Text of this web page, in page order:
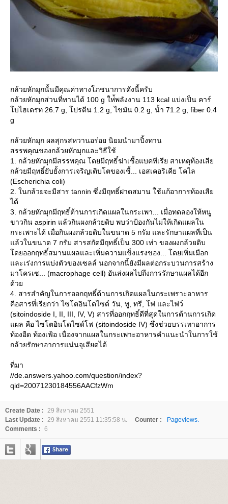
กล้วยหักมุกนั้นมีคุณค่าทางโภชนาการดังนี้ครับ
กล้วยหักมุกส่วนที่ทานได้ 100 g ให่้พลังงาน 113 kcal แบ่งเป็น คาร์
บไฮเดรท 26.7 g, โปรตีน 1.2 g, ไขมัน 0.2 g, น้ำ 71.2 g, fiber 0.4
g
กล้วยหักมุก ผลสุกรสหวานอร่อย นิยมนำมาปิ้งทาน
สรรพคุณของกล้วยหักมุกและวิธีใช้
1. กล้วยหักมุกมีสรรพคุณ โดยมีฤทธิ์ฆ่าเชื้อแบคทีเรีย สาเหตุท้องเสี
กล้วยมีฤทธิ์ยับยั้งการเจริญเติบโตของเชื้... เอสเคอริเคีย โคไล
(Escherichia coli)
2. ในกล้วยจะมีสาร tannin ซึ่งมีฤทธิ์ฝาดสมาน ใช้แก้อาการท้องเสี
ได้
3. กล้วยหักมุกมีฤทธิ์ต้านการเกิดแผลในกระเพา... เมื่อทดลองให้หนู
ขาวกิน aspirin แล้วกินผงกล้วยดิบ พบว่าป้องกันไม่ให้เกิดแผลใน
กระเพาะได้ เมื่อกินผงกล้วยดิบในขนาด 5 กรัม และรักษาแผลที่เป็น
ล้วในขนาด 7 กรัม สารสกัดมีฤทธิ์เป็น 300 เท่า ของผงกล้วยดิบ
ดยออกฤทธิ์สมานแผลและเพิ่มความแข็งแรงของ... โดยเพิ่มเมือก
ละเร่งการแบ่งตัวของเซลล์ นอกจากนี้ยังมีผลต่อกระบวนการสร้าง
มาโครเซ... (macrophage cell) อันส่งผลไปถึงการรักษาแผลได้อีก
ด้ว
4. สารสำคัญในการออกฤทธิ์ต้านการเกิดแผลในกระเพราะอาหาร
คือสารที่เรียกว่า ไซโตอินโดไซด์ วัน, ทู, ทรี, โฟ และไฟว์
(sitoindoside I, II, III, IV, V) สารที่ออกฤทธิ์ดีที่สุดในการต้านการเกิด
ผล คือ ไซโตอินโดไซด์โฟ (sitoindoside IV) ซึ่งช่วยบรรเทาอาการ
ท้องอืด ท้องเฟ้อ เนื่องจากแผลในกระเพาะอาหารคำแนะนำในการใช้
กล้วยรักษาอาการแน่นจุเสียดได้
ที่มา
//de.answers.yahoo.com/question/index?
qid=20071230184556AACfzWm
Create Date : 29 สิงหาคม 2551
Last Update : 29 สิงหาคม 2551 11:35:58 น. Counter :
Pageviews.
Comments : 6